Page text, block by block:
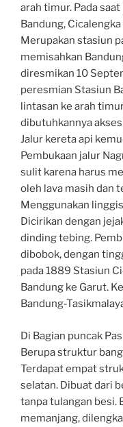
arah timur. Pada
Bandung,
Merupakan stasiun
memisahkan
diresmikan 10
peresmian Stasiun
lintasan ke arah
dibutuhkannya
Jalur kereta api
Pembukaan jalur
sulit karena harus
oleh lava masih dan
Menggunakan
Dicirikan dengan
dinding tebing.
dibobok, dengan
pada 1889 Stasiun
Bandung ke Garut.
Bandung-
Di Bagian puncak
Berupa struktur
Terdapat empat
selatan. Dibuat dari
tanpa tulangan besi.
memanjang,